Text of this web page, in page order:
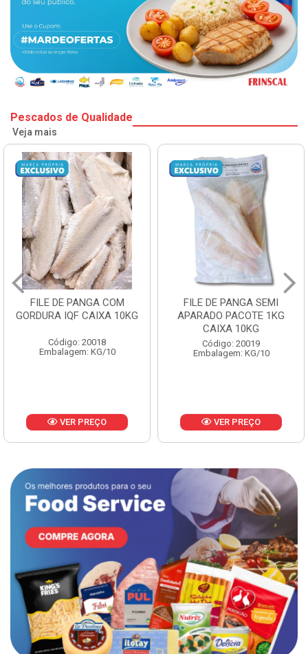
Pescados de Qualidade
Veja mais
FILE DE PANGA SEMI
APARADO PACOTE 1KG
Código: 20019
Embalagem: KG/10
VER PREÇO
POLACA DESFIADA
PESCAMARES PCT5KG
CX10KG
Código: 20161
Embalagem: KG/10
VER PREÇO